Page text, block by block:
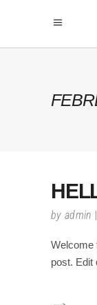
by admin
Welcome
post. Edit